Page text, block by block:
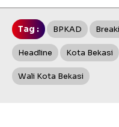
Tag : BPKAD
Headline Kota Bekasi
Wali Kota Bekasi